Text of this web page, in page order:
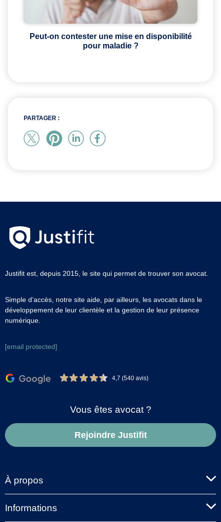
Peut-on contester une mise en disponibilité
pour maladie ?
PARTAGER :
Justifit est, depuis 2015, le site qui permet de trouver son avocat.
Simple d’accès, notre site aide, par ailleurs, les avocats dans le
développement de leur clientèle et la gestion de leur présence
numérique.
[email protected]
4,7 (540 avis)
Vous êtes avocat ?
Rejoindre Justifit
À propos
Informations